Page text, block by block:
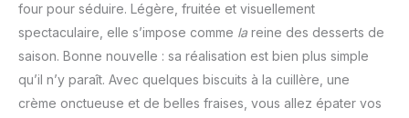
four pour séduire. Légère, fruitée et visuellement
spectaculaire, elle s’impose comme la reine des desserts de
saison. Bonne nouvelle : sa réalisation est bien plus simple
qu’il n’y paraît. Avec quelques biscuits à la cuillère, une
crème onctueuse et de belles fraises, vous allez épater vos